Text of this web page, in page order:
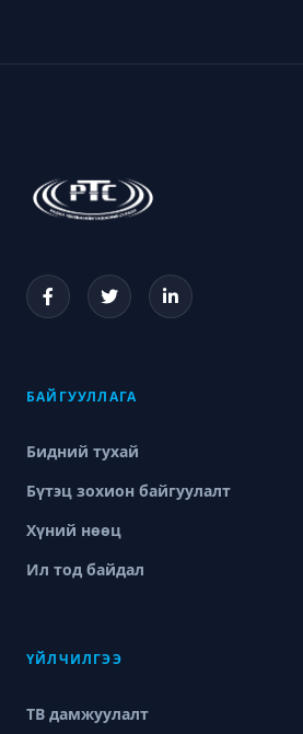
БАЙГУУЛЛАГА
Бидний тухай
Бүтэц зохион байгуулалт
Хүний нөөц
Ил тод байдал
ҮЙЛЧИЛГЭЭ
ТВ дамжуулалт